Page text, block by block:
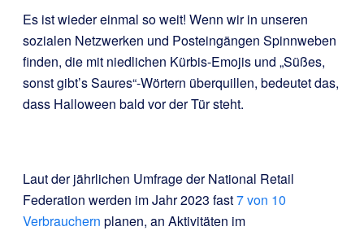
Es ist wieder einmal so weit! Wenn wir in unseren
sozialen Netzwerken und Posteingängen Spinnweben
finden, die mit niedlichen Kürbis-Emojis und „Süßes,
sonst gibt’s Saures“-Wörtern überquillen, bedeutet das,
dass Halloween bald vor der Tür steht.
Laut der jährlichen Umfrage der National Retail
Federation werden im Jahr 2023 fast7 von 10
Verbrauchern planen, an Aktivitäten im